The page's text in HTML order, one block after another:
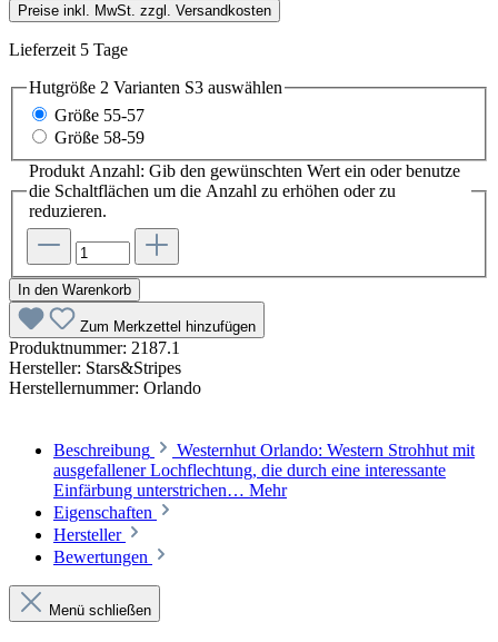
Preise inkl. MwSt. zzgl. Versandkosten
Lieferzeit 5 Tage
Hutgröße 2 Varianten S3 auswählen
Größe 55-57
Größe 58-59
Produkt Anzahl: Gib den gewünschten Wert ein oder benutze
die Schaltflächen um die Anzahl zu erhöhen oder zu
reduzieren.
In den Warenkorb
Zum Merkzettel hinzufügen
Produktnummer: 2187.1
Hersteller: Stars&Stripes
Herstellernummer: Orlando
Beschreibung
Westernhut Orlando: Western Strohhut mit
ausgefallener Lochflechtung, die durch eine interessante
Einfärbung unterstrichen… Mehr
Eigenschaften
Hersteller
Bewertungen
Menü schließen